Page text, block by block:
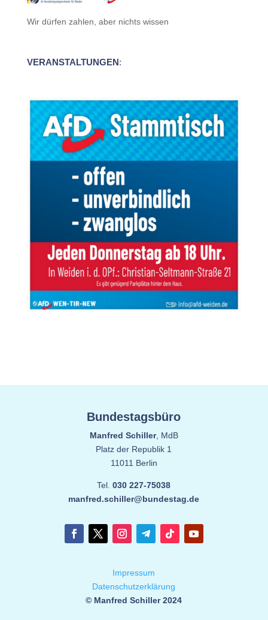
Wir dürfen zahlen, aber nichts wissen
VERANSTALTUNGEN:
Bundestagsbüro
Manfred Schiller, MdB
Platz der Republik 1
11011 Berlin
Tel.030 227-75038
manfred.schiller@bundestag.de
Impressum
Datenschutzerklärung
© Manfred Schiller 2024